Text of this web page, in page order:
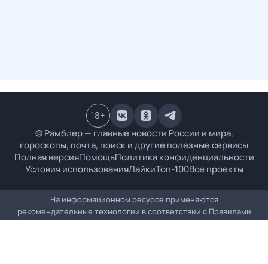
© Рамблер — главные новости России и мира,
гороскопы, почта, поиск и другие полезные сервисы
Полная версияПомощьПолитика конфиденциальности
Условия использованияЛайкиТоп-100Все проекты
18+
На информационном ресурсе применяются
рекомендательные технологии в соответствии с Правилами